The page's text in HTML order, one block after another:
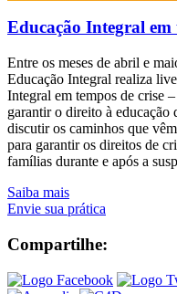
Educação Integral em
Entre os meses de abril e
Educação Integral realiza
Integral em tempos de crise
garantir o direito à educação
discutir os caminhos que
para garantir os direitos de
famílias durante e após a
Saiba mais
Envie sua prática
Compartilhe: